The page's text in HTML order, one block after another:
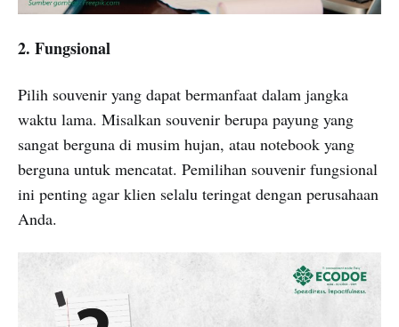
2. Fungsional
Pilih souvenir yang dapat bermanfaat dalam jangka
waktu lama. Misalkan souvenir berupa payung yang
sangat berguna di musim hujan, atau notebook yang
berguna untuk mencatat. Pemilihan souvenir fungsional
ini penting agar klien selalu teringat dengan perusahaan
Anda.